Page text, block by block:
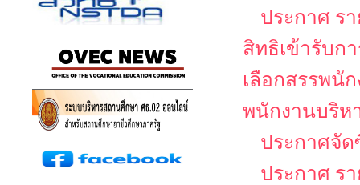
ประกาศ ร
สิทธิเข้ารับก
เลือกสรรพนั
พนักงานบริห
ประกาศจัด
ประกาศ ร